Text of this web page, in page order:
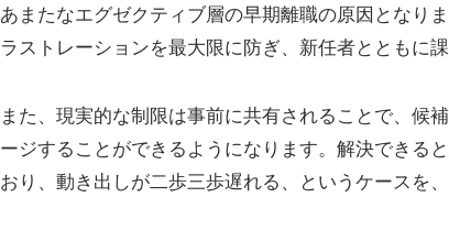
あまたなエグゼクティブ層の早期離職の原因となり
ラストレーションを最大限に防ぎ、新任者とともに
また、現実的な制限は事前に共有されることで、候
ージすることができるようになります。解決できる
おり、動き出しが二歩三歩遅れる、というケースを